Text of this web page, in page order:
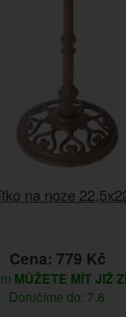
na noze
Cena: 779 Kč
MŮŽETE MÍT JIŽ
Doručíme do: 7.8.